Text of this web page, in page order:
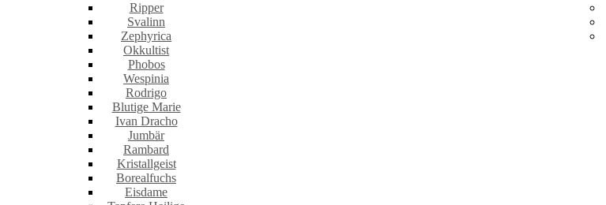
Ripper
Svalinn
Zephyrica
Okkultist
Phobos
Wespinia
Rodrigo
Blutige Marie
Ivan Dracho
Jumbär
Rambard
Kristallgeist
Borealfuchs
Eisdame